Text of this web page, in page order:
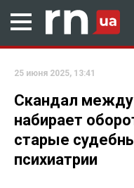
25 июня 2025, 13:41
Скандал между
набирает
старые
психиатрии